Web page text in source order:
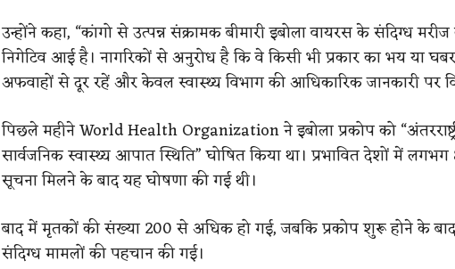
उन्होंने कहा, “कांगो से उत्पन्न संक्रामक बीमारी इबोला वायरस के संदिग्ध मरीज
निगेटिव आई है। नागरिकों से अनुरोध है कि वे किसी भी प्रकार का भय या
अफवाहों से दूर रहें और केवल स्वास्थ्य विभाग की आधिकारिक जानकारी पर
पिछले महीने World Health Organization ने इबोला प्रकोप को
सार्वजनिक स्वास्थ्य आपात स्थिति” घोषित किया था। प्रभावित देशों में
सूचना मिलने के बाद यह घोषणा की गई थी।
बाद में मृतकों की संख्या 200 से अधिक हो गई, जबकि प्रकोप शुरू होने के
संदिग्ध मामलों की पहचान की गई।